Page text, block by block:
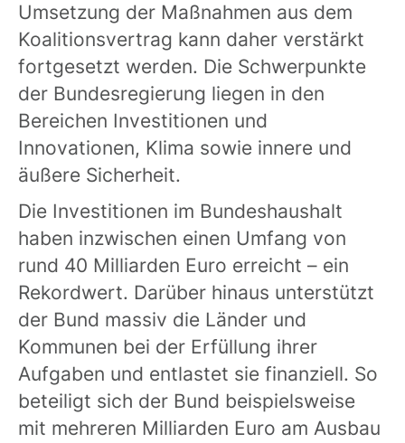
Umsetzung der Maßnahmen aus dem
Koalitionsvertrag kann daher verstärkt
fortgesetzt werden. Die Schwerpunkte
der Bundesregierung liegen in den
Bereichen Investitionen und
Innovationen, Klima sowie innere und
äußere Sicherheit.
Die Investitionen im Bundeshaushalt
haben inzwischen einen Umfang von
rund 40 Milliarden Euro erreicht – ein
Rekordwert. Darüber hinaus unterstützt
der Bund massiv die Länder und
Kommunen bei der Erfüllung ihrer
Aufgaben und entlastet sie finanziell. So
beteiligt sich der Bund beispielsweise
mit mehreren Milliarden Euro am Ausbau